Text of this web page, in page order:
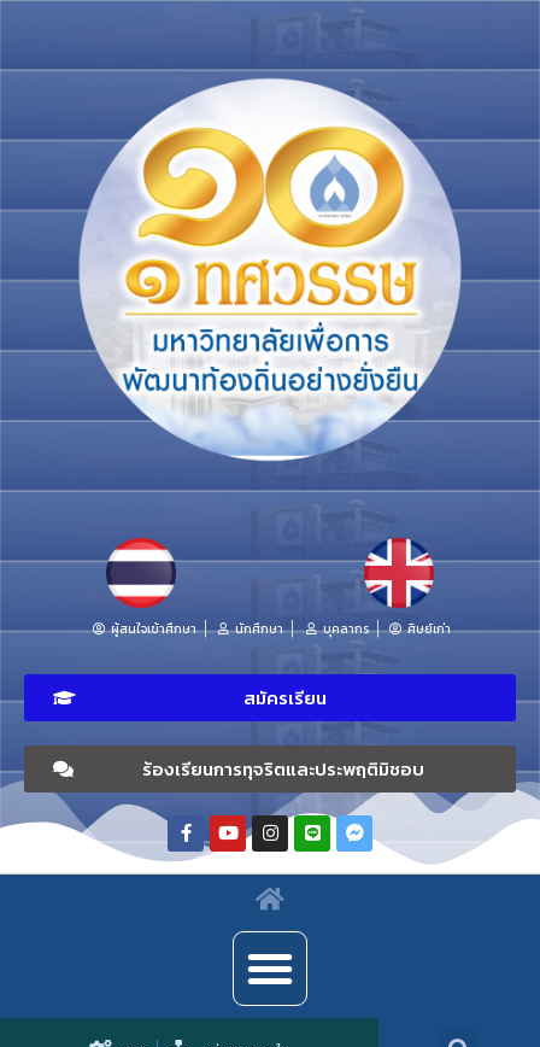
ผู้สนใจเข้าศึกษา นักศึกษา บุคลากร ศิษย์เก่า
สมัครเรียน
ร้องเรียนการทุจริตและประพฤติมิชอบ